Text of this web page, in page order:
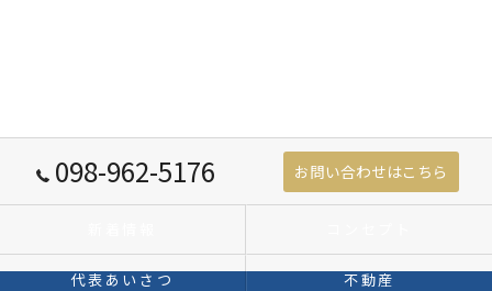
098-962-5176 お問い合わせはこちら
代表あいさつ 不動産